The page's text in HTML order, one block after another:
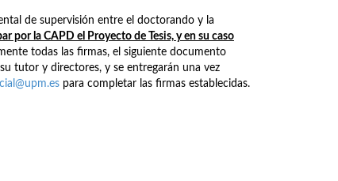
de supervisión entre el doctorando y la
por la CAPD el Proyecto de Tesis, y en su caso
todas las firmas, el siguiente documento
tutor y directores, y se entregarán una vez
para completar las firmas establecidas.